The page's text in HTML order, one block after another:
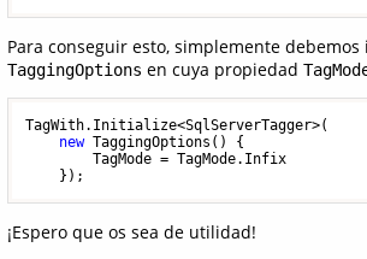
Para conseguir esto, simplemente
TaggingOptions en cuya propiedad
TagWith.Initialize<SqlServerTagger>(
new TaggingOptions() {
        TagMode = TagMode.Infix
¡Espero que os sea de utilidad!